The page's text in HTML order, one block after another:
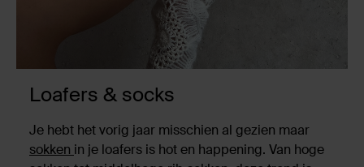
Loafers & socks
Je hebt het vorig jaar misschien al gezien maar
sokken in je loafers is hot en happening. Van hoge